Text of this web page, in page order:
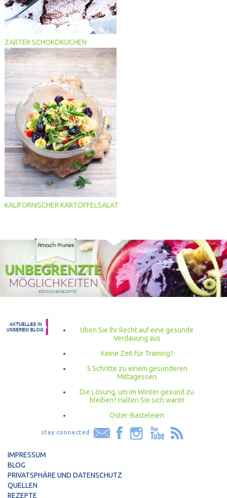
ZARTER SCHOKOKUCHEN
KALIFORNISCHER KARTOFFELSALAT
Üben Sie Ihr Recht auf eine gesunde
Verdauung aus
Keine Zeit für Training?
5 Schritte zu einem gesünderen
Mittagessen
Die Lösung, um im Winter gesund zu
bleiben? Halten Sie sich warm!
Oster-Basteleien
stay connected
IMPRESSUM
BLOG
PRIVATSPHÄRE UND DATENSCHUTZ
QUELLEN
REZEPTE